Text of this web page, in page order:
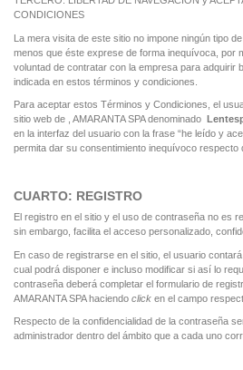
CONDICIONES
La mera visita de este sitio no impone ningún tipo
menos que éste exprese de forma inequívoca, por
voluntad de contratar con la empresa para adquirir
indicada en estos términos y condiciones.
Para aceptar estos Términos y Condiciones, el
sitio web de , AMARANTA SPA denominado
en la interfaz del usuario con la frase “he leído y
permita dar su consentimiento inequívoco respecto
CUARTO: REGISTRO
El registro en el sitio y el uso de contraseña no es
sin embargo, facilita el acceso personalizado,
En caso de registrarse en el sitio, el usuario
cual podrá disponer e incluso modificar si así lo
contraseña deberá completar el formulario de
AMARANTA SPA haciendo click en el campo
Respecto de la confidencialidad de la contraseña
administrador dentro del ámbito que a cada uno